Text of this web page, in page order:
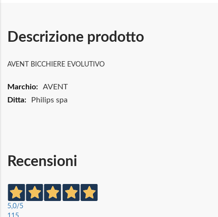
Descrizione prodotto
AVENT BICCHIERE EVOLUTIVO
Maggiori
AVENT
Philips spa
Recensioni
5,0/5